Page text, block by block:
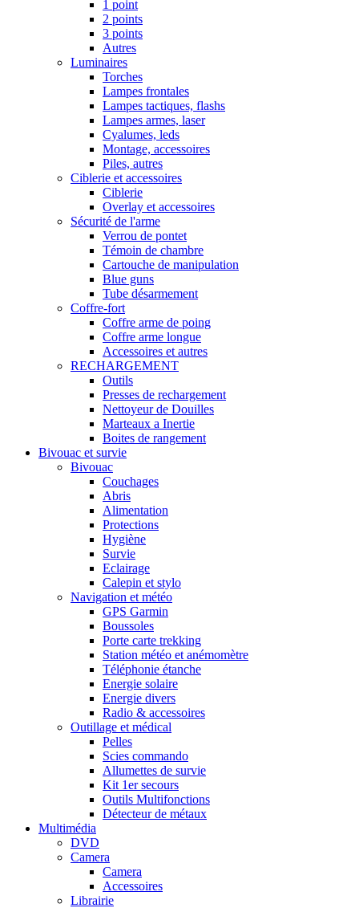
1 point
2 points
3 points
Autres
Luminaires
Torches
Lampes frontales
Lampes tactiques, flashs
Lampes armes, laser
Cyalumes, leds
Montage, accessoires
Piles, autres
Ciblerie et accessoires
Ciblerie
Overlay et accessoires
Sécurité de l'arme
Verrou de pontet
Témoin de chambre
Cartouche de manipulation
Blue guns
Tube désarmement
Coffre-fort
Coffre arme de poing
Coffre arme longue
Accessoires et autres
RECHARGEMENT
Outils
Presses de rechargement
Nettoyeur de Douilles
Marteaux a Inertie
Boites de rangement
Bivouac et survie
Bivouac
Couchages
Abris
Alimentation
Protections
Hygiène
Survie
Eclairage
Calepin et stylo
Navigation et météo
GPS Garmin
Boussoles
Porte carte trekking
Station météo et anémomètre
Téléphonie étanche
Energie solaire
Energie divers
Radio & accessoires
Outillage et médical
Pelles
Scies commando
Allumettes de survie
Kit 1er secours
Outils Multifonctions
Détecteur de métaux
Multimédia
DVD
Camera
Camera
Accessoires
Librairie